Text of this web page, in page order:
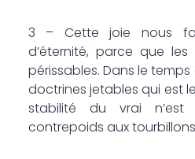
3 – Cette joie nous
d’éternité, parce que
périssables. Dans le
doctrines jetables qui est
stabilité du vrai
contrepoids aux